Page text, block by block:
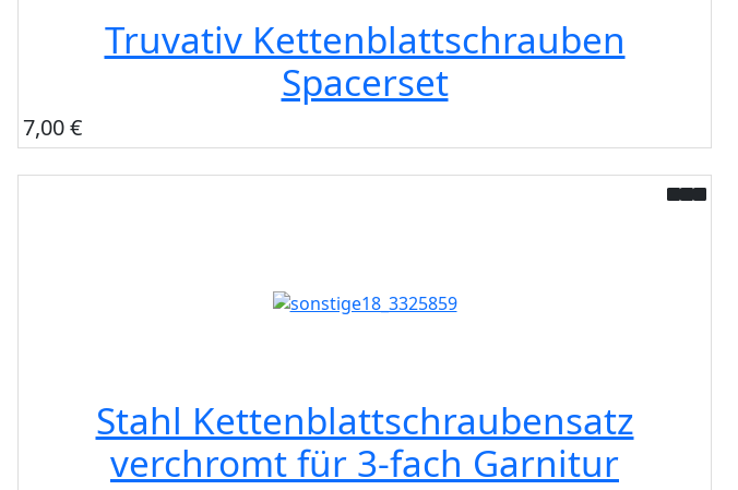
Truvativ Kettenblattschrauben
Spacerset
7,00 €
Stahl Kettenblattschraubensatz
verchromt für 3-fach Garnitur